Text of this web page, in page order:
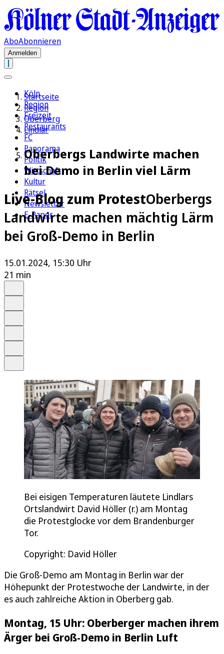
AboAbonnieren
Anmelden
Köln
Region
Freizeit
Restaurants
FC
Panorama
Politik
Wirtschaft
Kultur
Rätsel
Newsletter
E-Paper
Startseite
Region
Oberberg
Lindlar
Oberbergs Landwirte machen
bei Demo in Berlin viel Lärm
Live-Blog zum ProtestOberbergs
Landwirte machen mächtig Lärm
bei Groß-Demo in Berlin
15.01.2024, 15:30 Uhr
21 min
Bei eisigen Temperaturen läutete Lindlars
Ortslandwirt David Höller (r.) am Montag
die Protestglocke vor dem Brandenburger
Tor.
Copyright: David Höller
Die Groß-Demo am Montag in Berlin war der
Höhepunkt der Protestwoche der Landwirte, in der
es auch zahlreiche Aktion in Oberberg gab.
Montag, 15 Uhr: Oberberger machen ihrem
Ärger bei Groß-Demo in Berlin Luft